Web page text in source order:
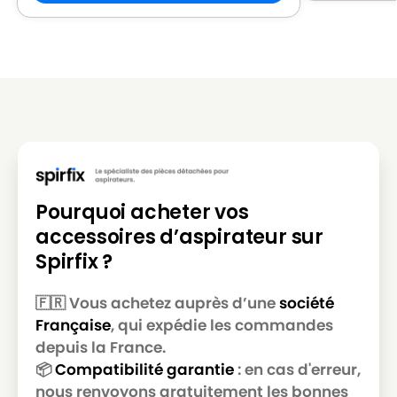
KARCHER
KARCHER A 2201 Nordic
KARCHER
KARCHER A 2206 X
KARCHER
KARCHER A 2224 PT
KARCHER
KARCHER A 2231 pt
KARCHER
KARCHER A 2236 X pt
KARCHER
KARCHER A 2251
KARCHER
KARCHER A 2251 Me
Pourquoi acheter vos
accessoires d’aspirateur sur
Spirfix ?
🇫🇷 Vous achetez auprès d’unesociété
Française, qui expédie les commandes
depuis la France.
📦Compatibilité garantie: en cas d'erreur,
nous renvoyons gratuitement les bonnes